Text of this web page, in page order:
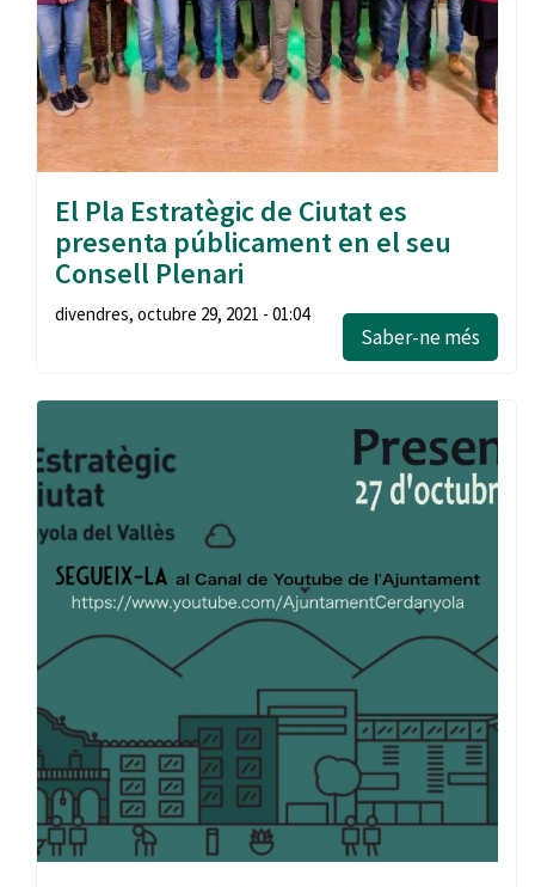
El Pla Estratègic de Ciutat es
presenta públicament en el seu
Consell Plenari
divendres, octubre 29, 2021 - 01:04
Saber-ne més